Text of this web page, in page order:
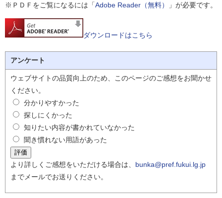
※ＰＤＦをご覧になるには「Adobe Reader（無料） 」が必要です。
ダウンロードはこちら
アンケート
ウェブサイトの品質向上のため、このページのご感想をお聞かせ
ください。
分かりやすかった
探しにくかった
知りたい内容が書かれていなかった
聞き慣れない用語があった
より詳しくご感想をいただける場合は、 bunka@pref.fukui.lg.jp
までメールでお送りください。